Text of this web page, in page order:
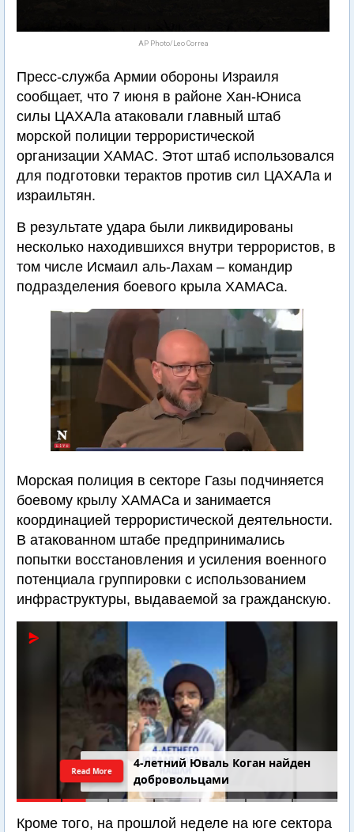
AP Photo/Leo Correa
Пресс-служба Армии обороны Израиля
сообщает, что 7 июня в районе Хан-Юниса
силы ЦАХАЛа атаковали главный штаб
морской полиции террористической
организации ХАМАС. Этот штаб использовался
для подготовки терактов против сил ЦАХАЛа и
израильтян.
В результате удара были ликвидированы
несколько находившихся внутри террористов, в
том числе Исмаил аль-Лахам – командир
подразделения боевого крыла ХАМАСа.
Морская полиция в секторе Газы подчиняется
боевому крылу ХАМАСа и занимается
координацией террористической деятельности.
В атакованном штабе предпринимались
попытки восстановления и усиления военного
потенциала группировки с использованием
инфраструктуры, выдаваемой за гражданскую.
4-летний Юваль Коган найден
добровольцами
Read More
Кроме того, на прошлой неделе на юге сектора